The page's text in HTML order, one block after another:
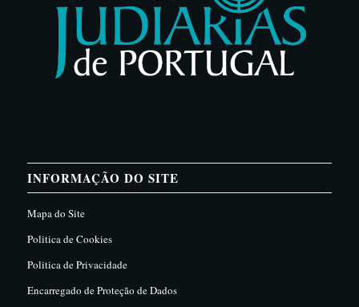
INFORMAÇÃO DO SITE
Mapa do Site
Politica de Cookies
Politica de Privacidade
Encarregado de Proteção de Dados